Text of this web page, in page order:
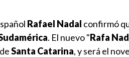
Rafael Nadal confirmó
. El nuevo "Rafa
Santa Catarina, y será el